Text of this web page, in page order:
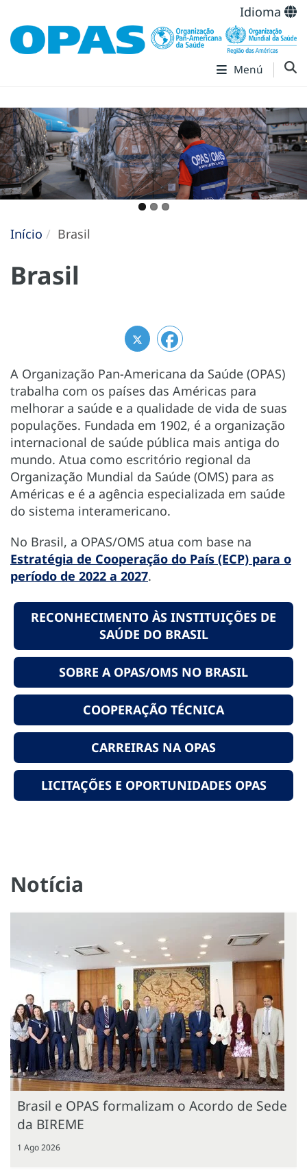
Idioma
Menú
Início Brasil
Brasil
A Organização Pan-Americana da Saúde (OPAS)
trabalha com os países das Américas para
melhorar a saúde e a qualidade de vida de suas
populações. Fundada em 1902, é a organização
internacional de saúde pública mais antiga do
mundo. Atua como escritório regional da
Organização Mundial da Saúde (OMS) para as
Américas e é a agência especializada em saúde
do sistema interamericano.
No Brasil, a OPAS/OMS atua com base na
Estratégia de Cooperação do País (ECP) para o
período de 2022 a 2027.
RECONHECIMENTO ÀS INSTITUIÇÕES DE
SAÚDE DO BRASIL
SOBRE A OPAS/OMS NO BRASIL
COOPERAÇÃO TÉCNICA
CARREIRAS NA OPAS
LICITAÇÕES E OPORTUNIDADES OPAS
Notícia
Brasil e OPAS formalizam o Acordo de Sede
da BIREME
1 Ago 2026